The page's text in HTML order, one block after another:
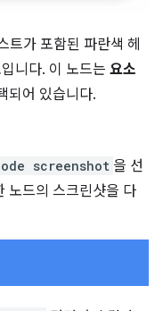
트가 포함된 파란색 헤
니다. 이 노드는 요소
되어 있습니다.
screenshot 을 선
노드의 스크린샷을 다